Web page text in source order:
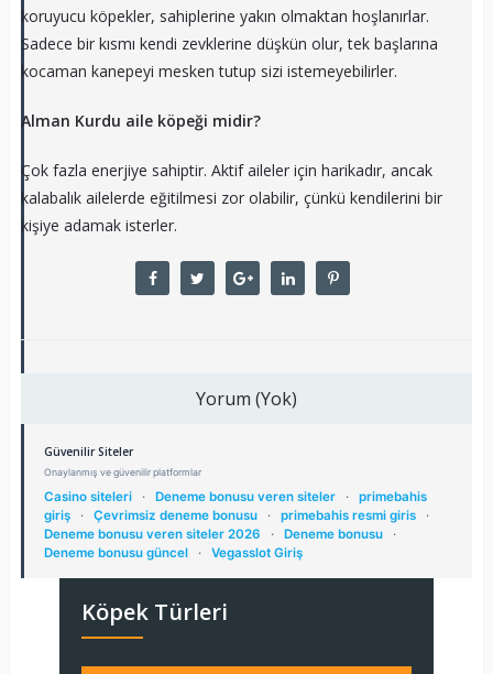
koruyucu köpekler, sahiplerine yakın olmaktan hoşlanırlar.
Sadece bir kısmı kendi zevklerine düşkün olur, tek başlarına
kocaman kanepeyi mesken tutup sizi istemeyebilirler.
Alman Kurdu aile köpeği midir?
Çok fazla enerjiye sahiptir. Aktif aileler için harikadır, ancak
kalabalık ailelerde eğitilmesi zor olabilir, çünkü kendilerini bir
kişiye adamak isterler.
Yorum (Yok)
Güvenilir Siteler
Onaylanmış ve güvenilir platformlar
Casino siteleri · Deneme bonusu veren siteler ·
primebahis
giriş
· Çevrimsiz deneme bonusu · primebahis resmi giris
·
Deneme bonusu veren siteler 2026
· Deneme bonusu
·
Deneme bonusu güncel
· Vegasslot Giriş
Köpek Türleri